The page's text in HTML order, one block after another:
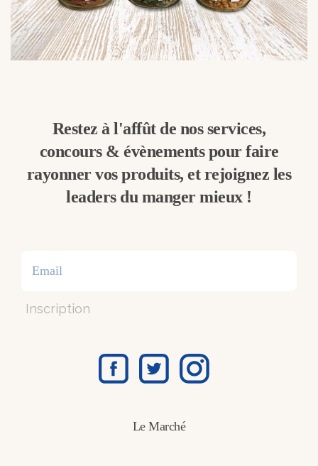
Restez à l'affût de nos services,
concours & évènements pour faire
rayonner vos produits, et rejoignez les
leaders du manger mieux !
Inscription
Le Marché